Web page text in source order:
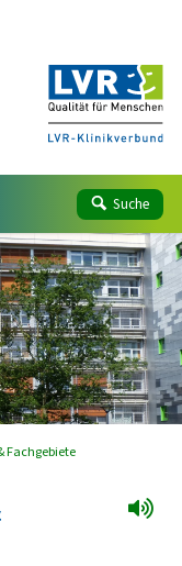
Suche
Fachgebiete